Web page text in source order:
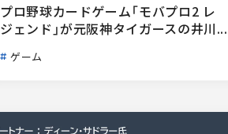
プロ野球カードゲーム「モバプロ2 レ
ジェンド」が元阪神タイガースの井川...
ゲーム